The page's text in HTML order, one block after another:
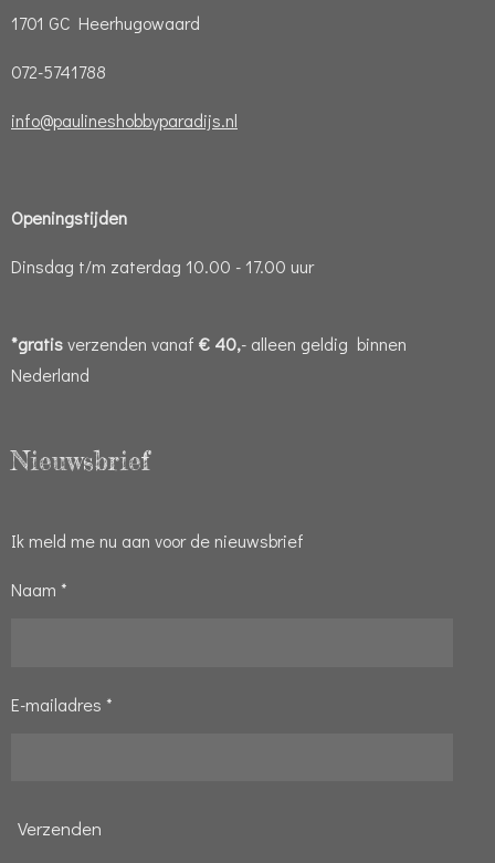
1701 GC Heerhugowaard
072-5741788
info@paulineshobbyparadijs.nl
Openingstijden
Dinsdag t/m zaterdag 10.00 - 17.00 uur
*gratisverzenden vanaf € 40,- alleen geldig binnen
Nederland
Nieuwsbrief
Ik meld me nu aan voor de nieuwsbrief
Naam *
E-mailadres *
Verzenden